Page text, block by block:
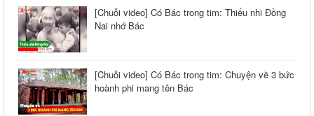
[Chuỗi video] Có Bác trong tim: Thiếu nhi Đồng
Nai nhớ Bác
[Chuỗi video] Có Bác trong tim: Chuyện về 3 bức
hoành phi mang tên Bác